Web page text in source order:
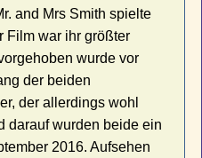
and Mrs Smith spielte
Film war ihr größter
wurde vor
der beiden
der allerdings wohl
darauf wurden beide ein
2016. Aufsehen